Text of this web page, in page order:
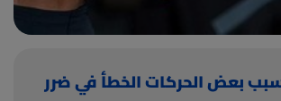
بعض الحركات الخطأ في ضرر